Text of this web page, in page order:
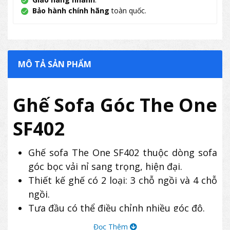
Bảo hành chính hãng toàn quốc.
MÔ TẢ SẢN PHẨM
Ghế Sofa Góc The One
SF402
Ghế sofa The One SF402 thuộc dòng sofa
góc bọc vải nỉ sang trọng, hiện đại.
Thiết kế ghế có 2 loại: 3 chỗ ngồi và 4 chỗ
ngồi.
Tựa đầu có thể điều chỉnh nhiều góc độ.
Sản phẩm ghế sofa góc SF402 thường
Đọc Thêm